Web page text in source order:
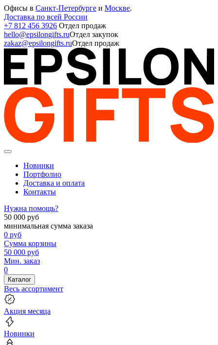
Офисы в Санкт-Петербурге и Москве.
Доставка по всей России
+7 812 456 3926 Отдел продаж
hello@epsilongifts.ruОтдел закупок
zakaz@epsilongifts.ruОтдел продаж
Новинки
Портфолио
Доставка и оплата
Контакты
Нужна помощь?
50 000 руб
минимальная сумма заказа
0 руб
Сумма корзины
50 000 руб
Мин. заказ
0
Каталог
Весь ассортимент
Акция месяца
Новинки